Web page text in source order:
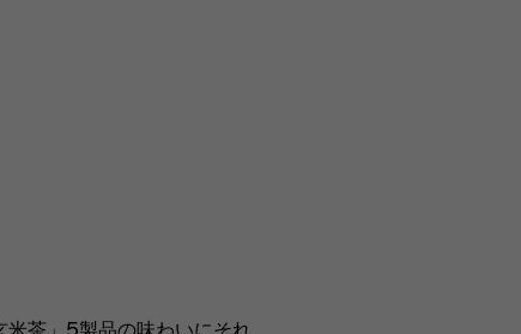
茶」5製品の味わいにそれ